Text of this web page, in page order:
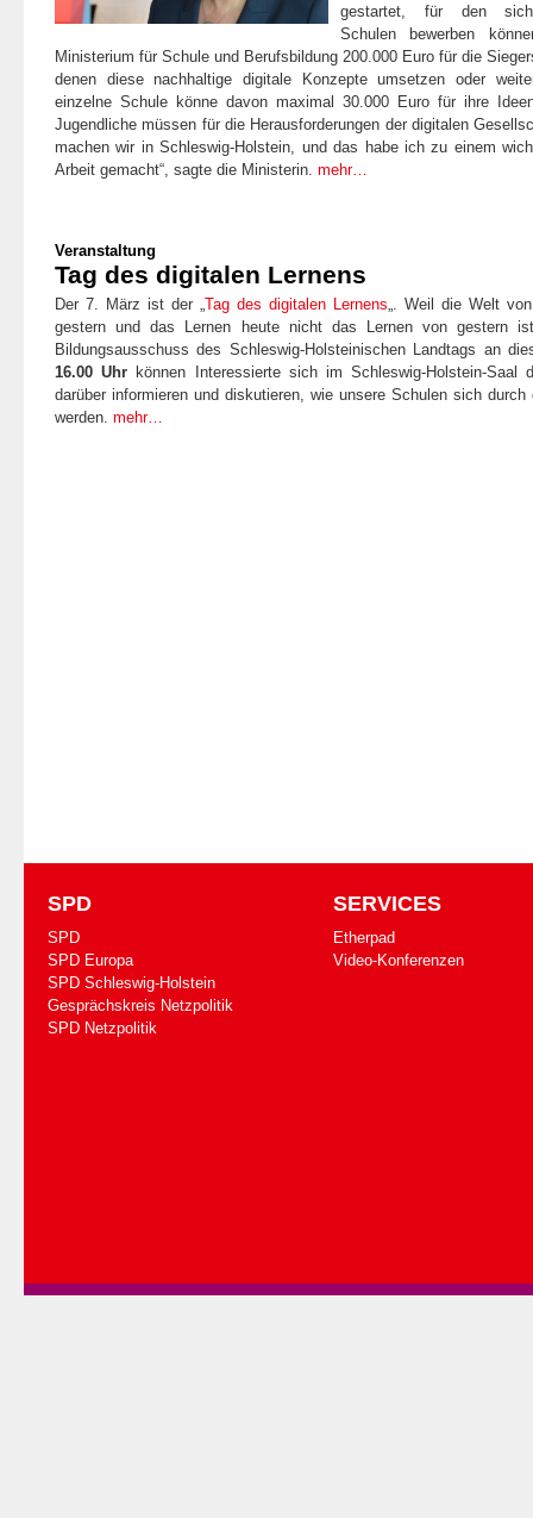
gestartet, für den sich
Schulen bewerben
Ministerium für Schule und Berufsbildung 200.000 Euro für die
denen diese nachhaltige digitale Konzepte umsetzen oder
einzelne Schule könne davon maximal 30.000 Euro für ihre
Jugendliche müssen für die Herausforderungen der digitalen
machen wir in Schleswig-Holstein, und das habe ich zu einem
Arbeit gemacht“, sagte die Ministerin. mehr…
Veranstaltung
Tag des digitalen Lernens
Der 7. März ist der „ Tag des digitalen Lernens „. Weil die Welt
gestern und das Lernen heute nicht das Lernen von gestern
Bildungsausschuss des Schleswig-Holsteinischen Landtags an
16.00 Uhr können Interessierte sich im Schleswig-Holstein-Saal
darüber informieren und diskutieren, wie unsere Schulen sich durch
werden. mehr…
SPD
SPD
SPD Europa
SPD Schleswig-Holstein
Gesprächskreis Netzpolitik
SPD Netzpolitik
SERVICES
Etherpad
Video-Konferenzen